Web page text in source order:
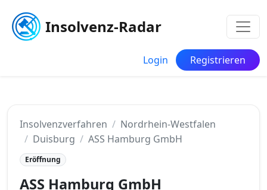
Insolvenz-Radar
Login Registrieren
Insolvenzverfahren
Nordrhein-Westfalen
Duisburg
ASS Hamburg GmbH
Eröffnung
ASS Hamburg GmbH